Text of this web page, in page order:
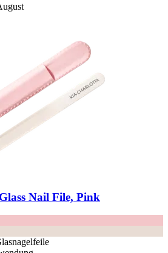
Glass Nail File, Pink